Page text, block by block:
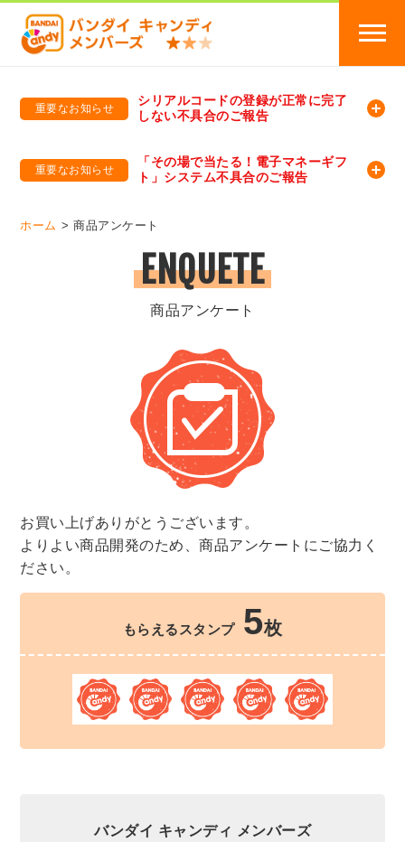
重要なお知らせ
シリアルコードの登録が正常に完了
しない不具合のご報告
重要なお知らせ
「その場で当たる！電子マネーギフ
ト」システム不具合のご報告
ホーム 商品アンケート
ENQUETE
商品アンケート
お買い上げありがとうございます。
よりよい商品開発のため、商品アンケートにご協力く
ださい。
もらえるスタンプ 5枚
バンダイ キャンディ メンバーズ